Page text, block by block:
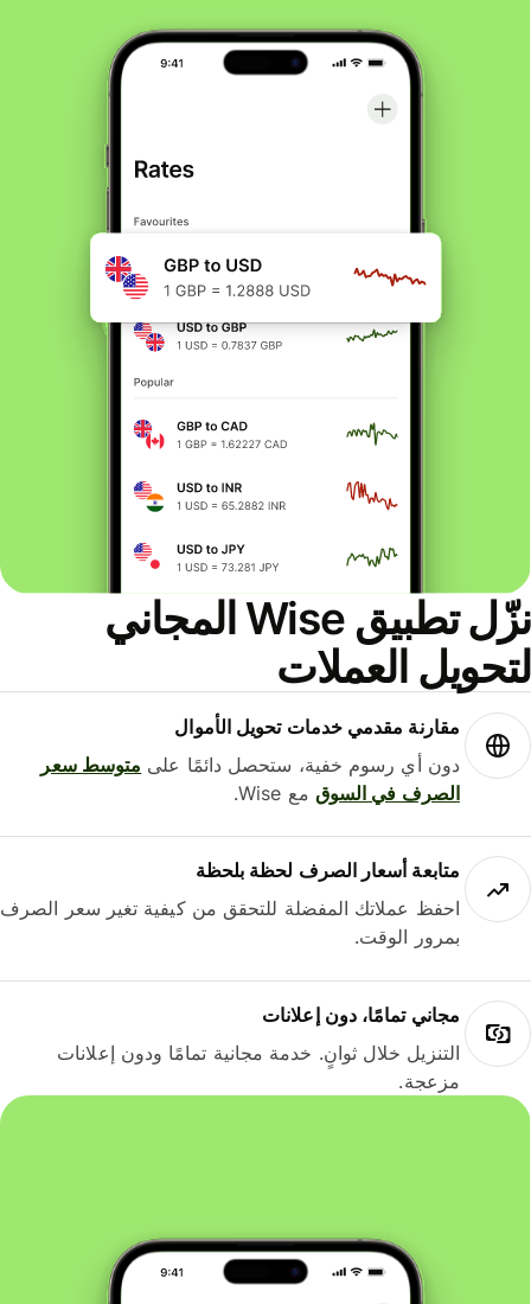
نزّل تطبيق Wise المجاني
العملات
مقارنة مقدمي خدمات تحويل الأموال
دون أي رسوم خفية، ستحصل دائمًا علىمتوسط ​​سعر
الصرف في السوقمع Wise.
متابعة أسعار الصرف لحظة بلحظة
احفظ عملاتك المفضلة للتحقق من كيفية تغير سعر الصرف
بمرور الوقت.
مجاني تمامًا، دون إعلانات
التنزيل خلال ثوانٍ. خدمة مجانية تمامًا ودون إعلانات
مزعجة.